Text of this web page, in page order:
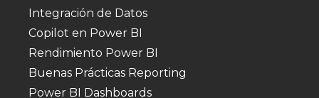
Integración de Datos
Copilot en Power BI
Rendimiento Power BI
Buenas Prácticas Reporting
Power BI Dashboards